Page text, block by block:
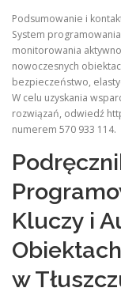
Podsumowanie i
System
monitorowania
nowoczesnych
bezpieczeństwo,
W celu uzyskania
rozwiązań, odwiedź
numerem 570 933 114.
Kluczy i
w